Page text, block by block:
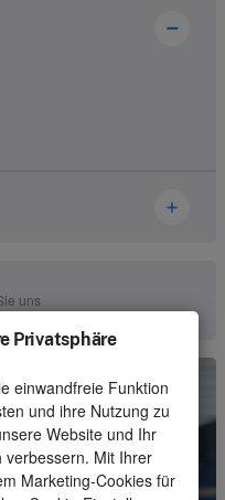
uns
Privatsphäre
einwandfreie Funktion
und ihre Nutzung zu
Website und Ihr
verbessern. Mit Ihrer
Marketing-Cookies für